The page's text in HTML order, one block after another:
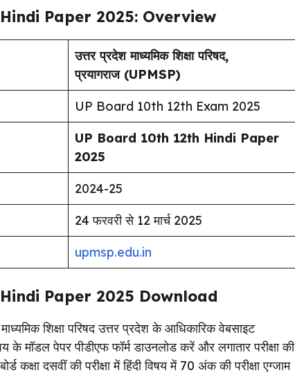
Paper 2025: Overview
उत्तर प्रदेश माध्यमिक शिक्षा परिषद,
प्रयागराज (UPMSP)
UP Board 10th 12th Exam 2025
UP Board 10th 12th Hindi Paper
2025
2024-25
24 फरवरी से 12 मार्च 2025
upmsp.edu.in
Paper 2025 Download
माध्यमिक शिक्षा परिषद उत्तर प्रदेश के आधिकारिक वेबसाइट
के मॉडल पेपर पीडीएफ फॉर्म डाउनलोड करें और लगातार परीक्षा की
कक्षा दसवीं की परीक्षा में हिंदी विषय में 70 अंक की परीक्षा एग्जाम